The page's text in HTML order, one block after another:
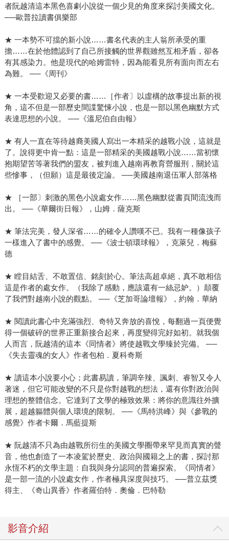
者阮越清這本黑色喜劇小說從一個少見的角度來探討美國文化。
──歐普拉讀書俱樂部
★ 一本勢不可擋的新小說……書名代表的主人翁所承受的重
擔……在於他體認到了自己所接觸的世界觀雖然互相矛盾，卻各
有其感染力。他是現代的哈姆雷特，因為能看見所有面向而左右
為難。 ──《周刊》
★ 一本受歡迎又必要的書……［作者〕以虛構的故事提出新的視
角，這不但是一部歷史間諜驚悚小說，也是一部以黑色幽默方式
表達思想的小說。 ──《溫尼伯自由報》
★ 有人一直在等待越裔美國人寫出一本精采的越戰小說，這就是
了。說得更中肯一點：這是一部精采的美國越戰小說……當初懷
抱期望苦等著我們的盟友，被判進入越南再教育營服刑，關於這
些慘事，（但願）這是最後定論。 ──美國越南退伍軍人部落格
★ ［一部〕刺激的黑色小說處女作……黑色幽默從書頁間流洩而
出。 ──《華爾街日報》，山姆．薩克斯
★ 筆法完美，發人深省……的確令人讚嘆不已。我有一種像孩子
一樣進入了書中的感覺。 ──《波士頓環球報》，克萊兒．梅蘇
德
★ 瞠目結舌、不敢置信、銘刻於心。筆法高超卓絕，真不敢相信
這是作者的處女作。（我除了感動，應該還有一絲忌妒。）顛覆
了我們對越南小說的觀點。 ──《芝加哥論壇報》，約翰．華納
★ 閱讀此書心中充滿強烈、奇特又奔放的喜悅，每翻過一頁便覺
得一個破碎的世界正重新接合起來，再度變得完好如初。就我個
人而言，阮越清的這本《同情者》將使越戰文學臻於完備。 ──
《失去靈魂的女人》作者包柏．夏科奇斯
★ 讀這本小說要小心；此書易讀，筆調辛辣、諷刺、睿智又令人
著迷，但它可能改變的不只是你對越戰的想法，還有你對政治與
理想的整體信念。它達到了文學的極致效果：將你的意識往外擴
展，超越軀體與個人環境的限制。 ──《馬特洪峰》與《參戰的
感覺》作者卡爾．馬藍提斯
★ 阮越清不只為由越戰所衍生的美國文學圈帶來罕見而真實的聲
音，他也創造了一本凌駕於歷史、政治與國籍之上的書，探討那
永恆不朽的文學主題：自我與身分認同的普遍探索。《同情者》
是一部一流的小說處女作，作者極具深度與技巧。 ──普立茲獎
得主、《奇山異香》作者羅伯特．奧倫．巴特勒
影音介紹